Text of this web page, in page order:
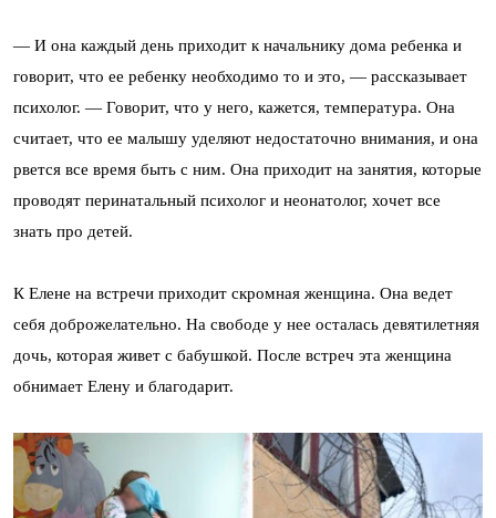
— И она каждый день приходит к начальнику дома ребенка и
говорит, что ее ребенку необходимо то и это, — рассказывает
психолог. — Говорит, что у него, кажется, температура. Она
считает, что ее малышу уделяют недостаточно внимания, и она
рвется все время быть с ним. Она приходит на занятия, которые
проводят перинатальный психолог и неонатолог, хочет все
знать про детей.
К Елене на встречи приходит скромная женщина. Она ведет
себя доброжелательно. На свободе у нее осталась девятилетняя
дочь, которая живет с бабушкой. После встреч эта женщина
обнимает Елену и благодарит.